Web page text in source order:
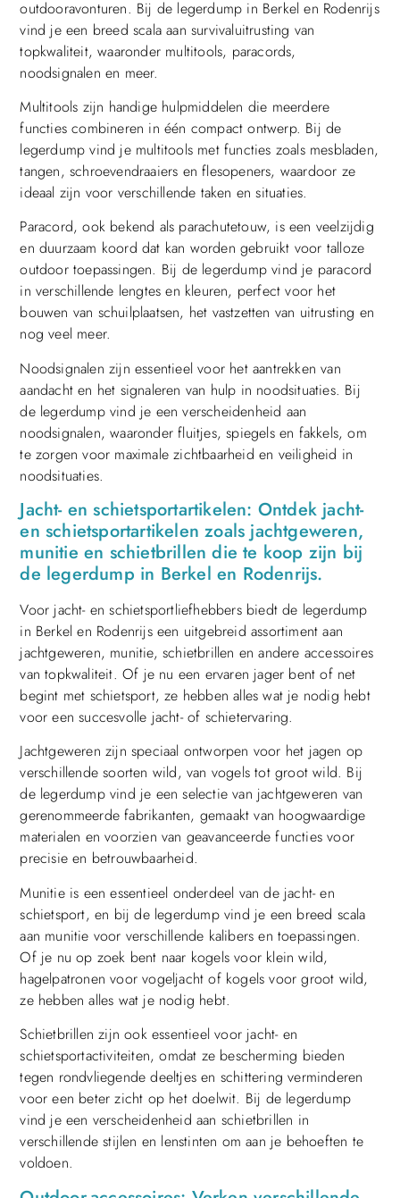
outdooravonturen. Bij de legerdump in Berkel en Rodenrijs
vind je een breed scala aan survivaluitrusting van
topkwaliteit, waaronder multitools, paracords,
noodsignalen en meer.
Multitools zijn handige hulpmiddelen die meerdere
functies combineren in één compact ontwerp. Bij de
legerdump vind je multitools met functies zoals mesbladen,
tangen, schroevendraaiers en flesopeners, waardoor ze
ideaal zijn voor verschillende taken en situaties.
Paracord, ook bekend als parachutetouw, is een veelzijdig
en duurzaam koord dat kan worden gebruikt voor talloze
outdoor toepassingen. Bij de legerdump vind je paracord
in verschillende lengtes en kleuren, perfect voor het
bouwen van schuilplaatsen, het vastzetten van uitrusting en
nog veel meer.
Noodsignalen zijn essentieel voor het aantrekken van
aandacht en het signaleren van hulp in noodsituaties. Bij
de legerdump vind je een verscheidenheid aan
noodsignalen, waaronder fluitjes, spiegels en fakkels, om
te zorgen voor maximale zichtbaarheid en veiligheid in
noodsituaties.
Jacht- en schietsportartikelen: Ontdek jacht-
en schietsportartikelen zoals jachtgeweren,
munitie en schietbrillen die te koop zijn bij
de legerdump in Berkel en Rodenrijs.
Voor jacht- en schietsportliefhebbers biedt de legerdump
in Berkel en Rodenrijs een uitgebreid assortiment aan
jachtgeweren, munitie, schietbrillen en andere accessoires
van topkwaliteit. Of je nu een ervaren jager bent of net
begint met schietsport, ze hebben alles wat je nodig hebt
voor een succesvolle jacht- of schietervaring.
Jachtgeweren zijn speciaal ontworpen voor het jagen op
verschillende soorten wild, van vogels tot groot wild. Bij
de legerdump vind je een selectie van jachtgeweren van
gerenommeerde fabrikanten, gemaakt van hoogwaardige
materialen en voorzien van geavanceerde functies voor
precisie en betrouwbaarheid.
Munitie is een essentieel onderdeel van de jacht- en
schietsport, en bij de legerdump vind je een breed scala
aan munitie voor verschillende kalibers en toepassingen.
Of je nu op zoek bent naar kogels voor klein wild,
hagelpatronen voor vogeljacht of kogels voor groot wild,
ze hebben alles wat je nodig hebt.
Schietbrillen zijn ook essentieel voor jacht- en
schietsportactiviteiten, omdat ze bescherming bieden
tegen rondvliegende deeltjes en schittering verminderen
voor een beter zicht op het doelwit. Bij de legerdump
vind je een verscheidenheid aan schietbrillen in
verschillende stijlen en lenstinten om aan je behoeften te
voldoen.